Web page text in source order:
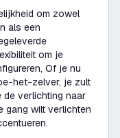
om zowel
als een
om je
Of je nu
het-zelver, je zult
de verlichting naar
gang wilt verlichten